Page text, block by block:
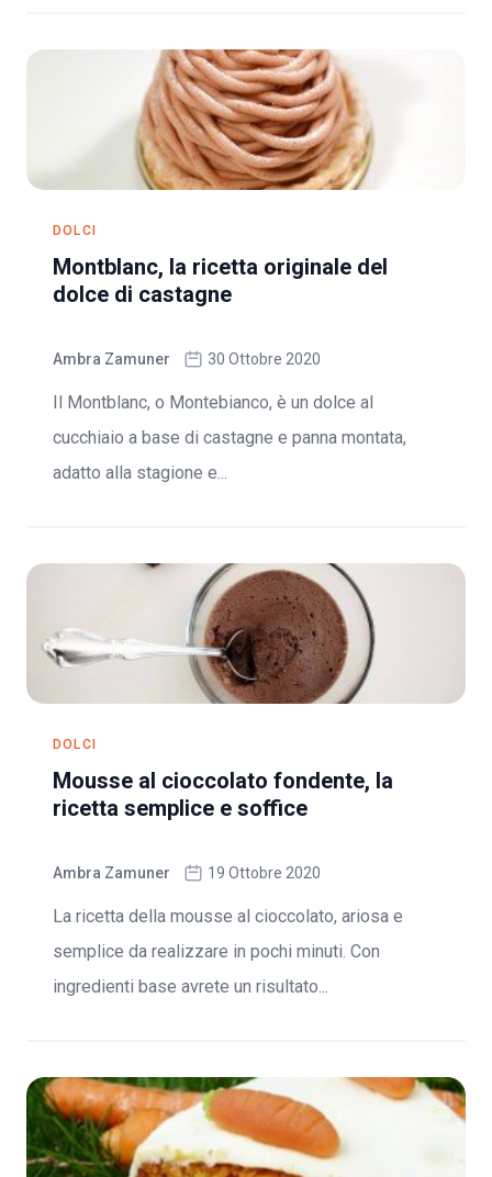
DOLCI
Montblanc, la ricetta originale del
dolce di castagne
Ambra Zamuner 30 Ottobre 2020
Il Montblanc, o Montebianco, è un dolce al
cucchiaio a base di castagne e panna montata,
adatto alla stagione e...
DOLCI
Mousse al cioccolato fondente, la
ricetta semplice e soffice
Ambra Zamuner 19 Ottobre 2020
La ricetta della mousse al cioccolato, ariosa e
semplice da realizzare in pochi minuti. Con
ingredienti base avrete un risultato...